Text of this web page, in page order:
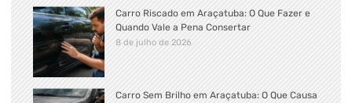
Carro Riscado em Araçatuba: O Que Fazer e
Quando Vale a Pena Consertar
8 de julho de 2026
Carro Sem Brilho em Araçatuba: O Que Causa